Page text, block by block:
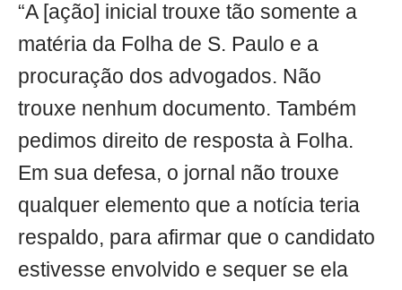
“A [ação] inicial trouxe tão somente a
matéria da Folha de S. Paulo e a
procuração dos advogados. Não
trouxe nenhum documento. Também
pedimos direito de resposta à Folha.
Em sua defesa, o jornal não trouxe
qualquer elemento que a notícia teria
respaldo, para afirmar que o candidato
estivesse envolvido e sequer se ela